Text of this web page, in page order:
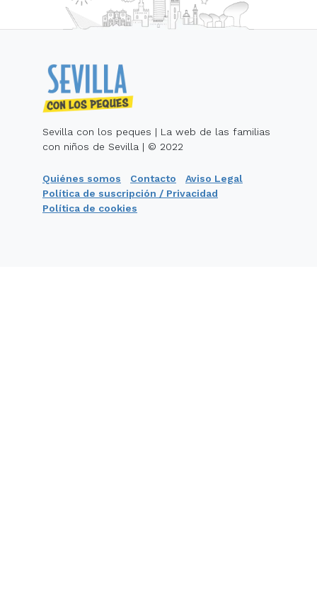
Sevilla con los peques | La web de las familias
con niños de Sevilla | © 2022
Quiénes somos Contacto
Aviso Legal
Política de suscripción / Privacidad
Política de cookies